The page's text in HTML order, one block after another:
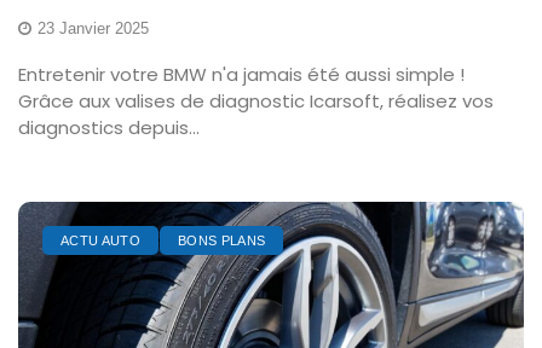
23 Janvier 2025
Entretenir votre BMW n'a jamais été aussi simple !
Grâce aux valises de diagnostic Icarsoft, réalisez vos
diagnostics depuis...
ACTU AUTO BONS PLANS